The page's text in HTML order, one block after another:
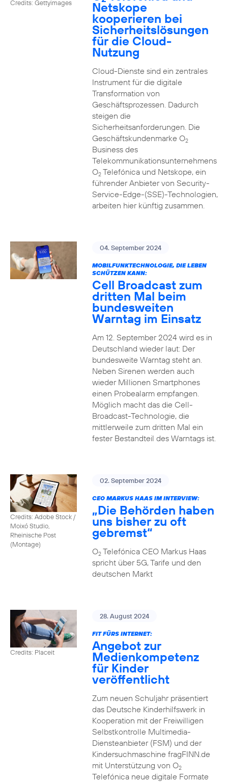
Credits: Gettyimages Netskope
kooperieren bei
Sicherheitslösungen
für die Cloud-
Nutzung
Cloud-Dienste sind ein zentrales
Instrument für die digitale
Transformation von
Geschäftsprozessen. Dadurch
steigen die
Sicherheitsanforderungen. Die
Geschäftskundenmarke O2
Business des
Telekommunikationsunternehmens
O2Telefónica und Netskope, ein
führender Anbieter von Security-
Service-Edge-(SSE)-Technologien,
arbeiten hier künftig zusammen.
04. September 2024
MOBILFUNKTECHNOLOGIE, DIE LEBEN
SCHÜTZEN KANN:
Cell Broadcast zum
dritten Mal beim
bundesweiten
Warntag im Einsatz
Am 12. September 2024 wird es in
Deutschland wieder laut: Der
bundesweite Warntag steht an.
Neben Sirenen werden auch
wieder Millionen Smartphones
einen Probealarm empfangen.
Möglich macht das die Cell-
Broadcast-Technologie, die
mittlerweile zum dritten Mal ein
fester Bestandteil des Warntags ist.
Credits: Adobe Stock /
Moixó Studio,
Rheinische Post
(Montage)
02. September 2024
CEO MARKUS HAAS IM INTERVIEW:
„Die Behörden haben
uns bisher zu oft
gebremst“
O2Telefónica CEO Markus Haas
spricht über 5G, Tarife und den
deutschen Markt
Credits: Placeit
28. August 2024
FIT FÜRS INTERNET:
Angebot zur
Medienkompetenz
für Kinder
veröffentlicht
Zum neuen Schuljahr präsentiert
das Deutsche Kinderhilfswerk in
Kooperation mit der Freiwilligen
Selbstkontrolle Multimedia-
Diensteanbieter (FSM) und der
Kindersuchmaschine fragFINN.de
mit Unterstützung von O2
Telefónica neue digitale Formate